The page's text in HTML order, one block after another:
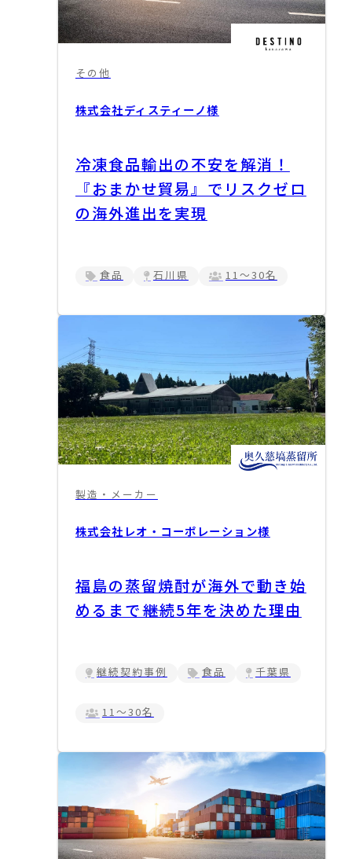
その他
株式会社ディスティーノ様
冷凍食品輸出の不安を解消！
『おまかせ貿易』でリスクゼロ
の海外進出を実現
食品 石川県 11～30名
製造・メーカー
株式会社レオ・コーポレーション様
福島の蒸留焼酎が海外で動き始
めるまで――継続5年を決めた理由
継続契約事例 食品 千葉県
11～30名